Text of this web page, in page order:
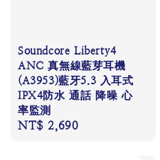
Soundcore Liberty4
ANC 真無線藍芽耳機
(A3953)藍牙5.3 入耳式
IPX4防水 通話 降噪 心
率監測
Regular
NT$ 2,690